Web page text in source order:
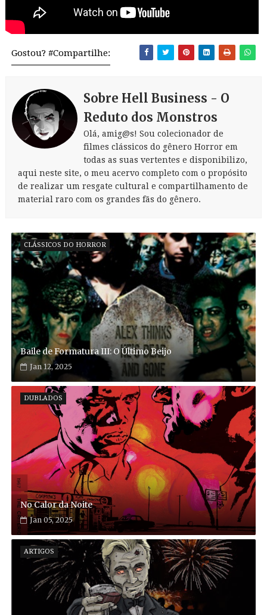
Gostou? #Compartilhe:
Sobre Hell Business - O
Reduto dos Monstros
Olá, amig@s! Sou colecionador de
filmes clássicos do gênero Horror em
todas as suas vertentes e disponibilizo,
aqui neste site, o meu acervo completo com o propósito
de realizar um resgate cultural e compartilhamento de
material raro com os grandes fãs do gênero.
CLÁSSICOS DO HORROR
Baile de Formatura III: O Último Beijo
Jan 12, 2025
DUBLADOS
No Calor da Noite
Jan 05, 2025
ARTIGOS